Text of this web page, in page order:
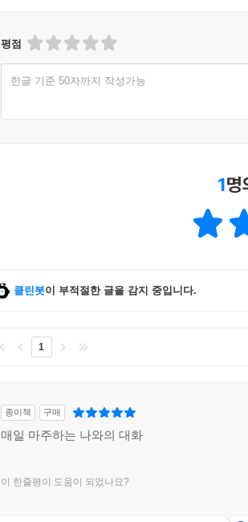
평점
한글 기준 50자까지 작성가능
1명
클린봇이 부적절한 글을 감지 중입니다.
1
종이책 구매
매일 마주하는 나와의 대화
이 한줄평이 도움이 되었나요?